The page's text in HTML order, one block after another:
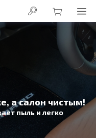
а салон чистым!
пыль и легко